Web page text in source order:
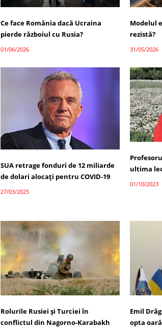
Ce face România dacă Ucraina
pierde războiul cu Rusia?
01/06/2026
Modelul
rezistă?
31/05/2026
SUA retrage fonduri de 12 miliarde
de dolari alocați pentru COVID-19
27/03/2025
ultima
01/10/2023
Rolurile Rusiei și Turciei în
conflictul din Nagorno-Karabakh
Emil
opta